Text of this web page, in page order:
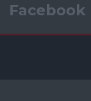
Facebook